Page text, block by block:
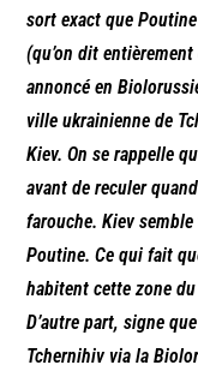
sort exact que
(qu’on dit
annoncé en
ville ukrainienne de
Kiev. On se rappelle
avant de reculer
farouche. Kiev
Poutine. Ce qui fait
habitent cette zone
D’autre part, signe
Tchernihiv via la